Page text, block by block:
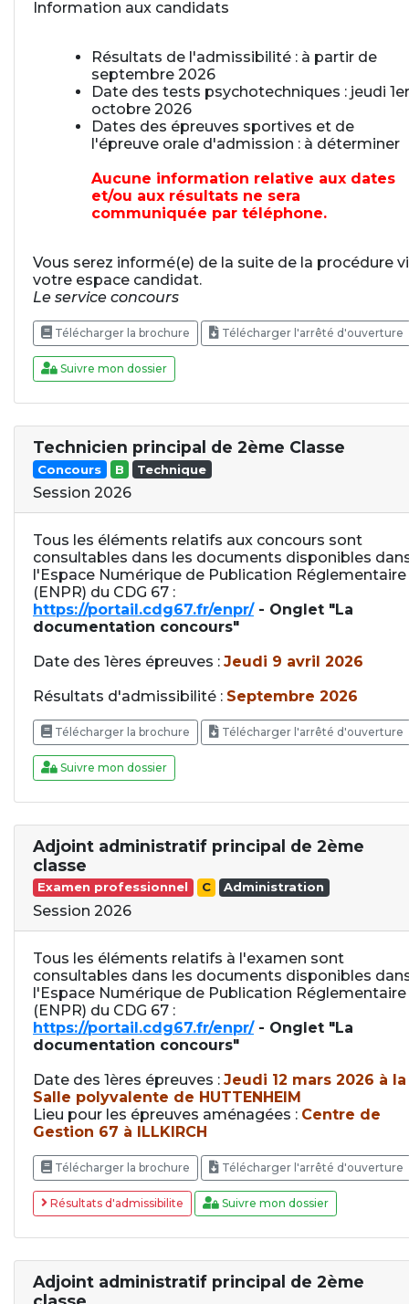
Information aux candidats
Résultats de l'admissibilité : à partir de
septembre 2026
Date des tests psychotechniques : jeudi 1er
octobre 2026
Dates des épreuves sportives et de
l'épreuve orale d'admission : à déterminer
Aucune information relative aux dates
et/ou aux résultats ne sera
communiquée par téléphone.
Vous serez informé(e) de la suite de la procédure
votre espace candidat.
Le service concours
Télécharger la brochure Télécharger l'arrêté d'ouverture
Suivre mon dossier
Technicien principal de 2ème Classe
Concours B Technique
Session 2026
Tous les éléments relatifs aux concours sont
consultables dans les documents disponibles
l'Espace Numérique de Publication Réglementaire
(ENPR) du CDG 67 :
https://portail.cdg67.fr/enpr/- Onglet "La
documentation concours"
Date des 1ères épreuves : Jeudi 9 avril 2026
Résultats d'admissibilité : Septembre 2026
Télécharger la brochure Télécharger l'arrêté d'ouverture
Suivre mon dossier
Adjoint administratif principal de 2ème
classe
Examen professionnel C Administration
Session 2026
Tous les éléments relatifs à l'examen sont
consultables dans les documents disponibles
l'Espace Numérique de Publication Réglementaire
(ENPR) du CDG 67 :
https://portail.cdg67.fr/enpr/- Onglet "La
documentation concours"
Date des 1ères épreuves : Jeudi 12 mars 2026 à la
Salle polyvalente de HUTTENHEIM
Lieu pour les épreuves aménagées : Centre de
Gestion 67 à ILLKIRCH
Télécharger la brochure Télécharger l'arrêté d'ouverture
Résultats d'admissibilite Suivre mon dossier
Adjoint administratif principal de 2ème